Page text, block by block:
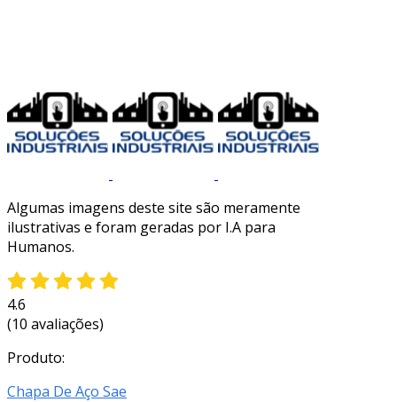
Algumas imagens deste site são meramente
ilustrativas e foram geradas por I.A para
Humanos.
4.6
(10 avaliações)
Produto:
Chapa De Aço Sae